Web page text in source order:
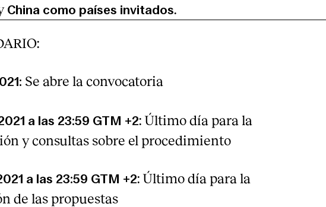
China como países invitados.
Se abre la convocatoria
a las 23:59 GTM +2: Último día para la
y consultas sobre el procedimiento
a las 23:59 GTM +2: Último día para la
de las propuestas